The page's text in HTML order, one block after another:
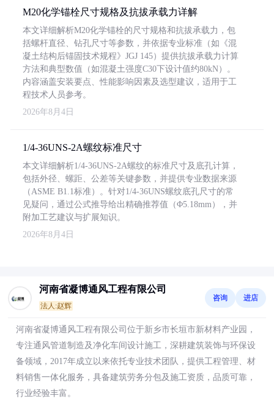
M20化学锚栓尺寸规格及抗拔承载力详解
本文详细解析M20化学锚栓的尺寸规格和抗拔承载力，包
括螺杆直径、钻孔尺寸等参数，并依据专业标准（如《混
凝土结构后锚固技术规程》JGJ 145）提供抗拔承载力计算
方法和典型数值（如混凝土强度C30下设计值约80kN）。
内容涵盖安装要点、性能影响因素及选型建议，适用于工
程技术人员参考。
2026年8月4日
1/4-36UNS-2A螺纹标准尺寸
本文详细解析1/4-36UNS-2A螺纹的标准尺寸及底孔计算，
包括外径、螺距、公差等关键参数，并提供专业数据来源
（ASME B1.1标准）。针对1/4-36UNS螺纹底孔尺寸的常
见疑问，通过公式推导给出精确推荐值（Φ5.18mm），并
附加工艺建议与扩展知识。
2026年8月4日
河南省凝博通风工程有限公司
法人:赵辉
咨询 进店
河南省凝博通风工程有限公司位于新乡市长垣市新材料产业园，
专注通风管道制造及净化车间设计施工，深耕建筑装饰与环保设
备领域，2017年成立以来依托专业技术团队，提供工程管理、材
料销售一体化服务，具备建筑劳务分包及施工资质，品质可靠，
行业经验丰富。